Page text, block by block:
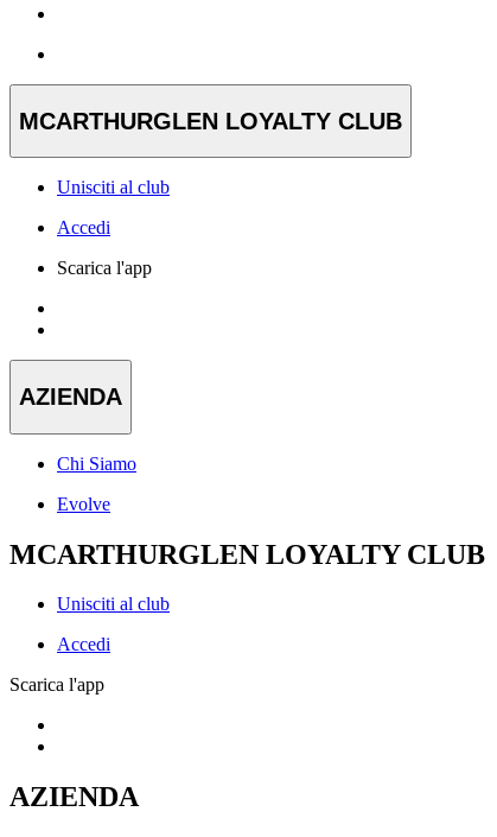
MCARTHURGLEN LOYALTY CLUB
Unisciti al club
Accedi
Scarica l'app
AZIENDA
Chi Siamo
Evolve
MCARTHURGLEN LOYALTY CLUB
Unisciti al club
Accedi
Scarica l'app
AZIENDA